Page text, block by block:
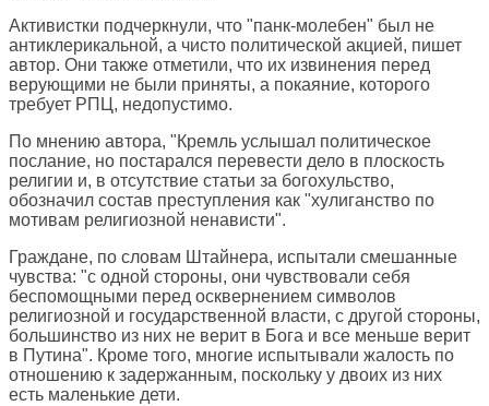
Активистки подчеркнули, что "панк-молебен" был не
антиклерикальной, а чисто политической акцией, пишет
автор. Они также отметили, что их извинения перед
верующими не были приняты, а покаяние, которого
требует РПЦ, недопустимо.
По мнению автора, "Кремль услышал политическое
послание, но постарался перевести дело в плоскость
религии и, в отсутствие статьи за богохульство,
обозначил состав преступления как "хулиганство по
мотивам религиозной ненависти".
Граждане, по словам Штайнера, испытали смешанные
чувства: "с одной стороны, они чувствовали себя
беспомощными перед осквернением символов
религиозной и государственной власти, с другой стороны,
большинство из них не верит в Бога и все меньше верит
в Путина". Кроме того, многие испытывали жалость по
отношению к задержанным, поскольку у двоих из них
есть маленькие дети.